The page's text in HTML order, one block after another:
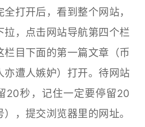
打开后，看到整个网站，
拉，点击网站导航第四个栏
栏目下面的第一篇文章（币
亦遭人嫉妒）打开。待网站
20秒，记住一定要停留20
，提交浏览器里的网址。